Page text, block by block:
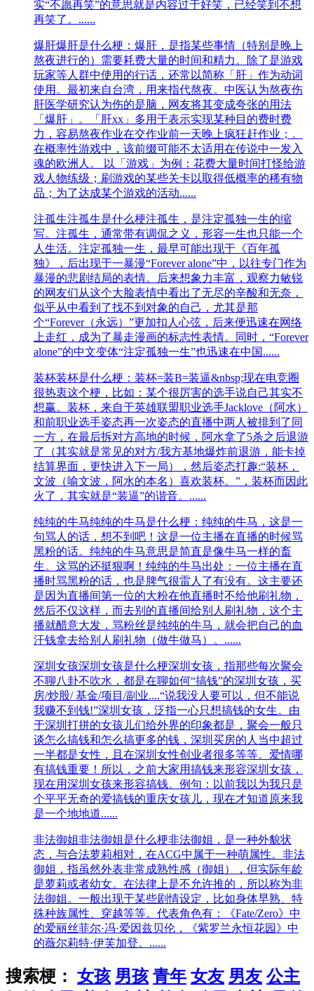
实“不愿再笑”的意思就是内容过于好笑，已经笑到不想
再笑了。......
爆肝爆肝是什么梗：爆肝，是指某些事情（特别是晚上
熬夜进行的）需要耗费大量的时间和精力。除了是游戏
玩家等人群中使用的行话，还常以简称「肝」作为动词
使用。最初来自台湾，用来指代熬夜。中医认为熬夜伤
肝医学研究认为伤的是脑，网友将其变成夸张的用法
「爆肝」。「肝xx」多用于表示实现某种目的费时费
力，容易熬夜作业在交作业前一天晚上疯狂赶作业；。
在概率性游戏中，该前缀可能不太适用在传说中一发入
魂的欧洲人。 以「游戏」为例：花费大量时间打怪给游
戏人物练级；刷游戏的某些关卡以取得低概率的稀有物
品；为了达成某个游戏的活动......
注孤生注孤生是什么梗注孤生，是注定孤独一生的缩
写。注孤生，通常带有调侃之义，形容一生也只能一个
人生活。注定孤独一生，最早可能出现于《百年孤
独》，后出现于一暴漫“Forever alone”中，以往专门作为
暴漫的悲剧结局的表情。后来想象力丰富，观察力敏锐
的网友们从这个大脸表情中看出了无尽的辛酸和无奈，
似乎从中看到了找不到对象的自己，尤其是那
个“Forever（永远）”更加扣人心弦，后来便迅速在网络
上走红，成为了暴走漫画的标志性表情。同时，“Forever
alone”的中文变体“注定孤独一生”也迅速在中国......
装杯装杯是什么梗：装杯=装B=装逼&nbsp;现在电竞圈
很热衷这个梗，比如：某个很厉害的选手说自己其实不
想赢。装杯，来自于英雄联盟职业选手Jacklove（阿水）
和前职业选手姿态再一次姿态的直播中两人被排到了同
一方，在最后拆对方高地的时候，阿水拿了5杀之后退游
了（其实就是常见的对方/我方基地爆炸前退游，能卡掉
结算界面，更快进入下一局），然后姿态打趣:“装杯，
文波（喻文波，阿水的本名）喜欢装杯。”，装杯而因此
火了，其实就是“装逼”的谐音。......
纯纯的牛马纯纯的牛马是什么梗：纯纯的牛马，这是一
句骂人的话，想不到吧！这是一位主播在直播的时候骂
黑粉的话。纯纯的牛马意思是简直是像牛马一样的畜
生。这骂的还挺狠啊！纯纯的牛马出处：一位主播在直
播时骂黑粉的话，也是脾气很雷人了有没有。这主要还
是因为直播间第一位的大粉在他直播时不给他刷礼物，
然后不仅这样，而去别的直播间给别人刷礼物，这个主
播就醋意大发，骂粉丝是纯纯的牛马，就会把自己的血
汗钱拿去给别人刷礼物（做牛做马）。......
深圳女孩深圳女孩是什么梗深圳女孩，指那些每次聚会
不聊八卦不吹水，都是在聊如何“搞钱”的深圳女孩，买
房/炒股/ 基金/项目/副业....“说我没人要可以，但不能说
我赚不到钱!”深圳女孩，泛指一心只想搞钱的女生。由
于深圳打拼的女孩儿们给外界的印象都是，聚会一般只
谈怎么搞钱和怎么搞更多的钱，深圳买房的人当中超过
一半都是女性，且在深圳女性创业者很多等等。爱情哪
有搞钱重要！所以，之前大家用搞钱来形容深圳女孩，
现在用深圳女孩来形容搞钱。例句：以前我以为我只是
个平平无奇的爱搞钱的重庆女孩儿，现在才知道原来我
是一个地地道......
非法御姐非法御姐是什么梗非法御姐，是一种外貌状
态，与合法萝莉相对，在ACG中属于一种萌属性。​非法
御姐，指虽然外表非常成熟性感（御姐），但实际年龄
是萝莉或者幼女。在法律上是不允许推的，所以称为非
法御姐。一般出现于某些剧情设定，比如身体早熟、特
殊种族属性、穿越等等。代表角色有：《Fate/Zero》中
的爱丽丝菲尔·冯·爱因兹贝伦，《紫罗兰永恒花园》中
的薇尔莉特·伊芙加登。......
搜索梗： 女孩 男孩 青年 女友 男友 公主